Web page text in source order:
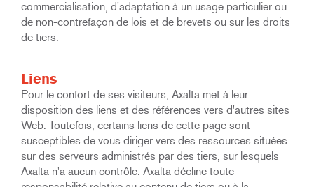
commercialisation, d'adaptation à un usage particulier ou
de non-contrefaçon de lois et de brevets ou sur les droits
de tiers.
Liens
Pour le confort de ses visiteurs, Axalta met à leur
disposition des liens et des références vers d'autres sites
Web. Toutefois, certains liens de cette page sont
susceptibles de vous diriger vers des ressources situées
sur des serveurs administrés par des tiers, sur lesquels
Axalta n'a aucun contrôle. Axalta décline toute